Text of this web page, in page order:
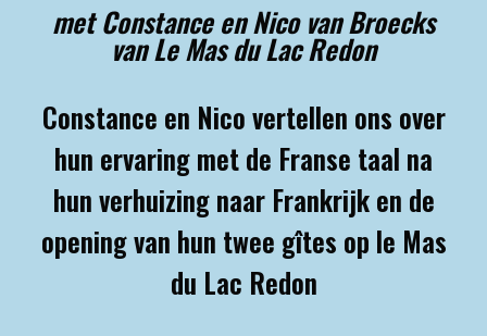
met Constance en Nico van Broecks
van Le Mas du Lac Redon
Constance en Nico vertellen ons over
hun ervaring met de Franse taal na
hun verhuizing naar Frankrijk en de
opening van hun twee gîtes op le Mas
du Lac Redon